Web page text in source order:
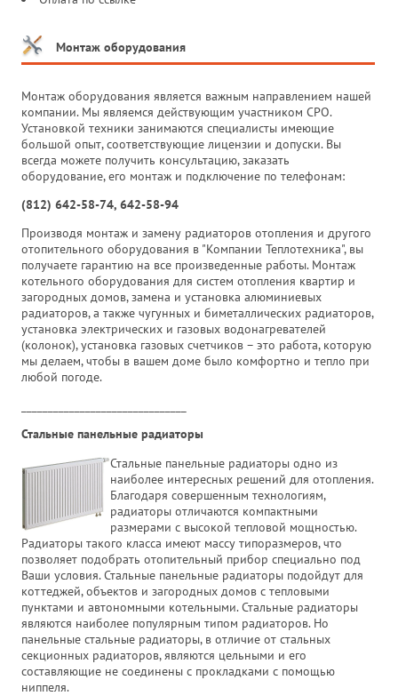
Монтаж оборудования
Монтаж оборудования является важным направлением нашей
компании. Мы являемся действующим участником СРО.
Установкой техники занимаются специалисты имеющие
большой опыт, соответствующие лицензии и допуски. Вы
всегда можете получить консультацию, заказать
оборудование, его монтаж и подключение по телефонам:
(812) 642-58-74, 642-58-94
Производя монтаж и замену радиаторов отопления и другого
отопительного оборудования в "Компании Теплотехника", вы
получаете гарантию на все произведенные работы. Монтаж
котельного оборудования для систем отопления квартир и
загородных домов, замена и установка алюминиевых
радиаторов, а также чугунных и биметаллических радиаторов,
установка электрических и газовых водонагревателей
(колонок), установка газовых счетчиков – это работа, которую
мы делаем, чтобы в вашем доме было комфортно и тепло при
любой погоде.
Стальные панельные радиаторы
Стальные панельные радиаторы одно из
наиболее интересных решений для отопления.
Благодаря совершенным технологиям,
радиаторы отличаются компактными
размерами с высокой тепловой мощностью.
Радиаторы такого класса имеют массу типоразмеров, что
позволяет подобрать отопительный прибор специально под
Ваши условия. Стальные панельные радиаторы подойдут для
коттеджей, объектов и загородных домов с тепловыми
пунктами и автономными котельными. Стальные радиаторы
являются наиболее популярным типом радиаторов. Но
панельные стальные радиаторы, в отличие от стальных
секционных радиаторов, являются цельными и его
составляющие не соединены с прокладками с помощью
ниппеля.